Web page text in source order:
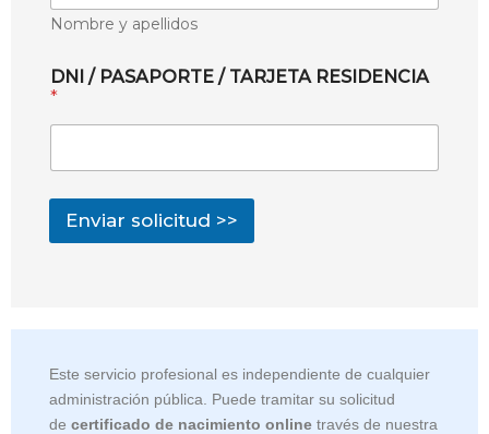
Nombre y apellidos
DNI / PASAPORTE / TARJETA RESIDENCIA
*
Enviar solicitud >>
Este servicio profesional es independiente de cualquier
administración pública. Puede tramitar su solicitud
de certificado de nacimiento online través de nuestra